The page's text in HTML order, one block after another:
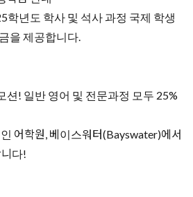
학년도 학사 및 석사 과정 국제 학생
을 제공합니다.
션! 일반 영어 및 전문과정 모두 25%
어학원, 베이스워터(Bayswater)에서
다!